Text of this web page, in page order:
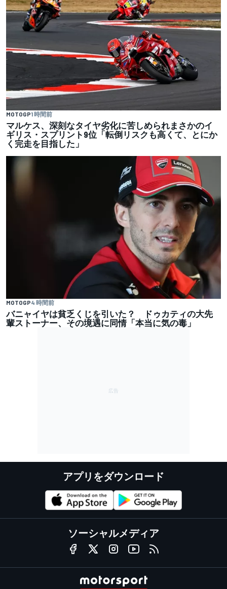
MOTOGP1 時間前
マルケス、深刻なタイヤ劣化に苦しめられまさかのイ
ギリス・スプリント9位「転倒リスクも高くて、とにか
く完走を目指した」
MOTOGP4 時間前
バニャイヤは貧乏くじを引いた？ ドゥカティの大先
輩ストーナー、その境遇に同情「本当に気の毒」
アプリをダウンロード
ソーシャルメディア